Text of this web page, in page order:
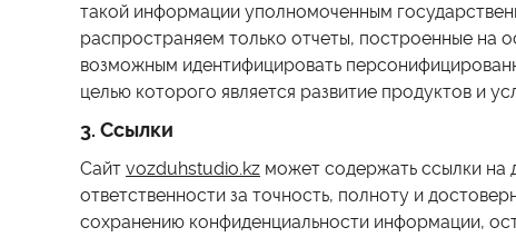
такой информации уполномоченным
распространяем только отчеты, построенные
возможным идентифицировать
целью которого является развитие продуктов и
3. Ссылки
Сайт vozduhstudio.kz может содержать ссылки на
ответственности за точность, полноту и
сохранению конфиденциальности информации,